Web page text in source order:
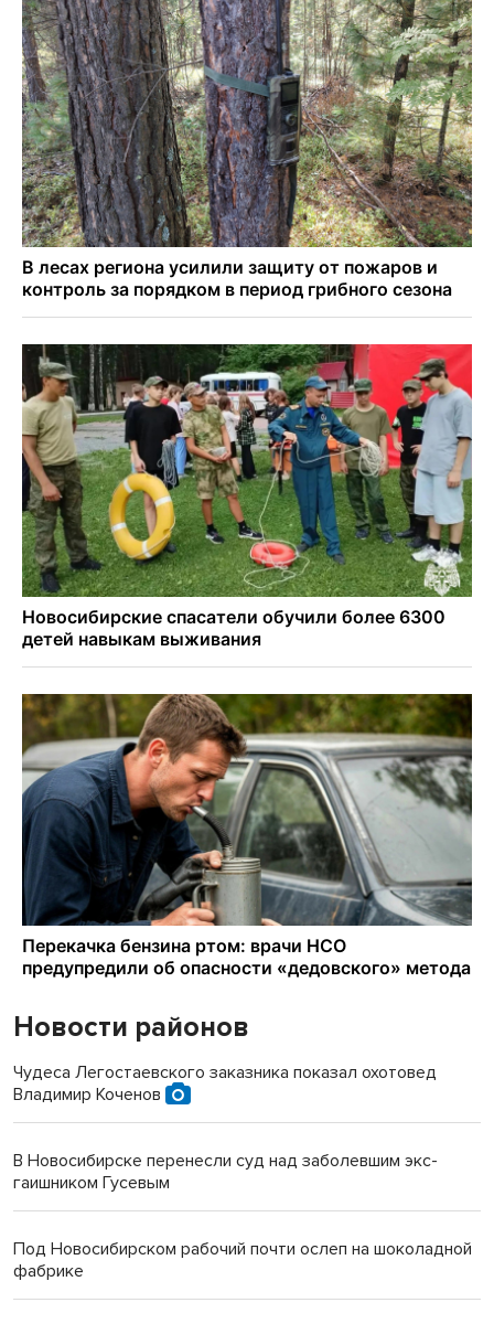
Новости районов
Чудеса Легостаевского заказника показал охотовед
Владимир Коченов
В Новосибирске перенесли суд над заболевшим экс-
гаишником Гусевым
Под Новосибирском рабочий почти ослеп на шоколадной
фабрике